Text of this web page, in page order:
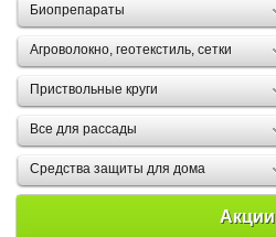
Биопрепараты
Агроволокно, геотекстиль, сетки
Приствольные круги
Все для рассады
Средства защиты для дома
Акции